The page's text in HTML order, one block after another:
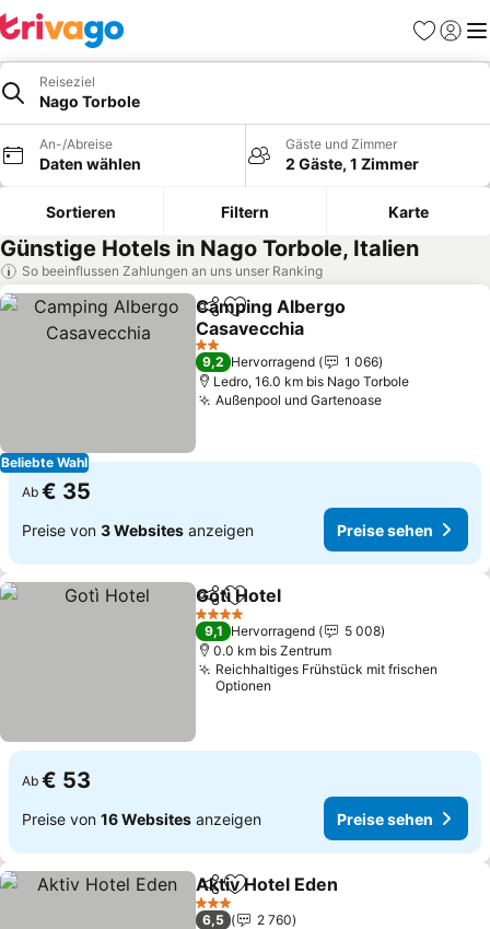
Favoriten
Reiseziel
Nago Torbole
An-/Abreise
Daten wählen
Gäste und Zimmer
2 Gäste, 1 Zimmer
Sortieren Filtern Karte
Günstige Hotels in Nago Torbole, Italien
So beeinflussen Zahlungen an uns unser Ranking
Beliebte Wahl
TeilenZu Favoriten hinzufügen
Camping Albergo
Casavecchia
2 Sterne
9,2 Hervorragend
1 066
Ledro, 16.0 km bis Nago Torbole
Außenpool und Gartenoase
Ab € 35
Preise von 3 Websites anzeigen Preise sehen
TeilenZu Favoriten hinzufügen
Gotì Hotel
4 Sterne
9,1 Hervorragend
5 008
0.0 km bis Zentrum
Reichhaltiges Frühstück mit frischen
Optionen
Ab € 53
Preise von 16 Websites anzeigen Preise sehen
TeilenZu Favoriten hinzufügen
Aktiv Hotel Eden
3 Sterne
6,5
2 760